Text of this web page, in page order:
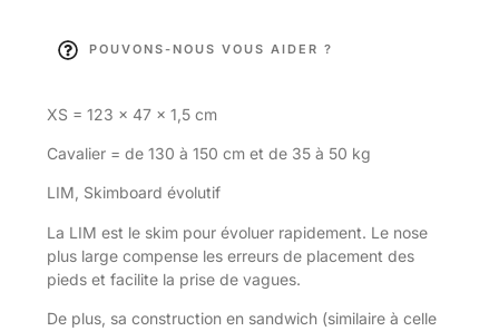
POUVONS-NOUS VOUS AIDER ?
XS = 123 x 47 x 1,5 cm
Cavalier = de 130 à 150 cm et de 35 à 50 kg
LIM, Skimboard évolutif
La LIM est le skim pour évoluer rapidement. Le nose
plus large compense les erreurs de placement des
pieds et facilite la prise de vagues.
De plus, sa construction en sandwich (similaire à celle